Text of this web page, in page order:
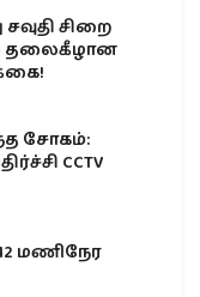
சிறை
தலைகீழான
சோகம்:
CCTV
மணிநேர